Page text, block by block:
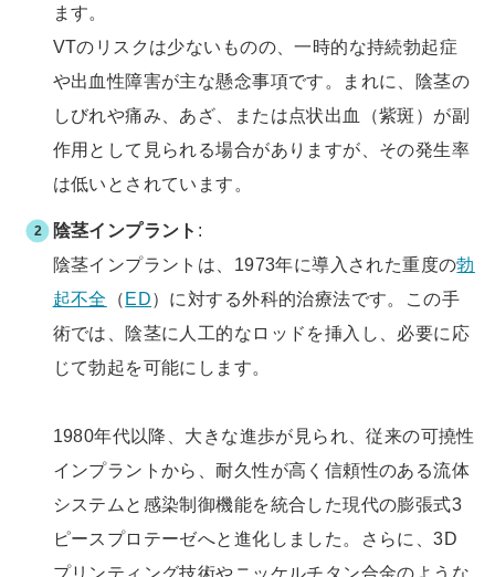
ます。
VTのリスクは少ないものの、一時的な持続勃起症
や出血性障害が主な懸念事項です。まれに、陰茎の
しびれや痛み、あざ、または点状出血（紫斑）が副
作用として見られる場合がありますが、その発生率
は低いとされています。
陰茎インプラント :
陰茎インプラントは、1973年に導入された重度の勃
起不全
（ED）に対する外科的治療法です。この手
術では、陰茎に人工的なロッドを挿入し、必要に応
じて勃起を可能にします。
1980年代以降、大きな進歩が見られ、従来の可撓性
インプラントから、耐久性が高く信頼性のある流体
システムと感染制御機能を統合した現代の膨張式3
ピースプロテーゼへと進化しました。さらに、3D
プリンティング技術やニッケルチタン合金のような